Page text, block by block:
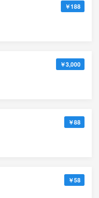
￥188
￥3,000
￥88
￥58